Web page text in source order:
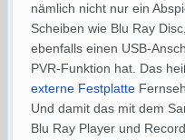
nämlich nicht nur ein
Scheiben wie Blu Ray Disc,
ebenfalls einen USB-
PVR-Funktion hat. Das
externe Festplatte
Und damit das mit dem
Blu Ray Player und